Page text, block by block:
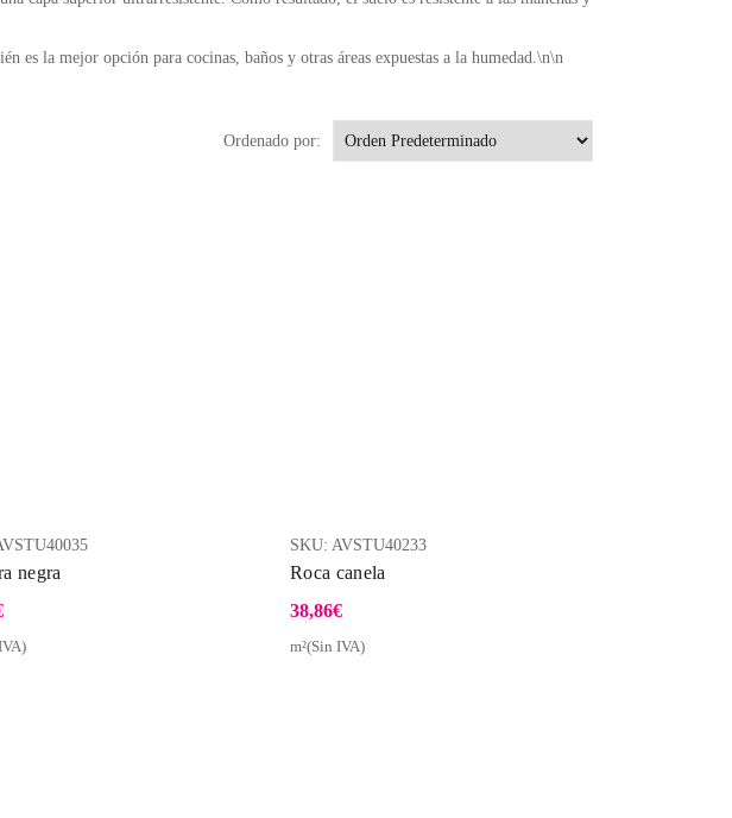
es la mejor opción para cocinas, baños y otras áreas expuestas a la humedad.\n\n
Ordenado por:
negra
SKU: AVSTU40233
Roca canela
38,86€
m²(Sin IVA)